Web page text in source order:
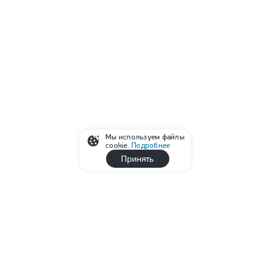
Мы используем файлы
cookie.Подробнее
Принять